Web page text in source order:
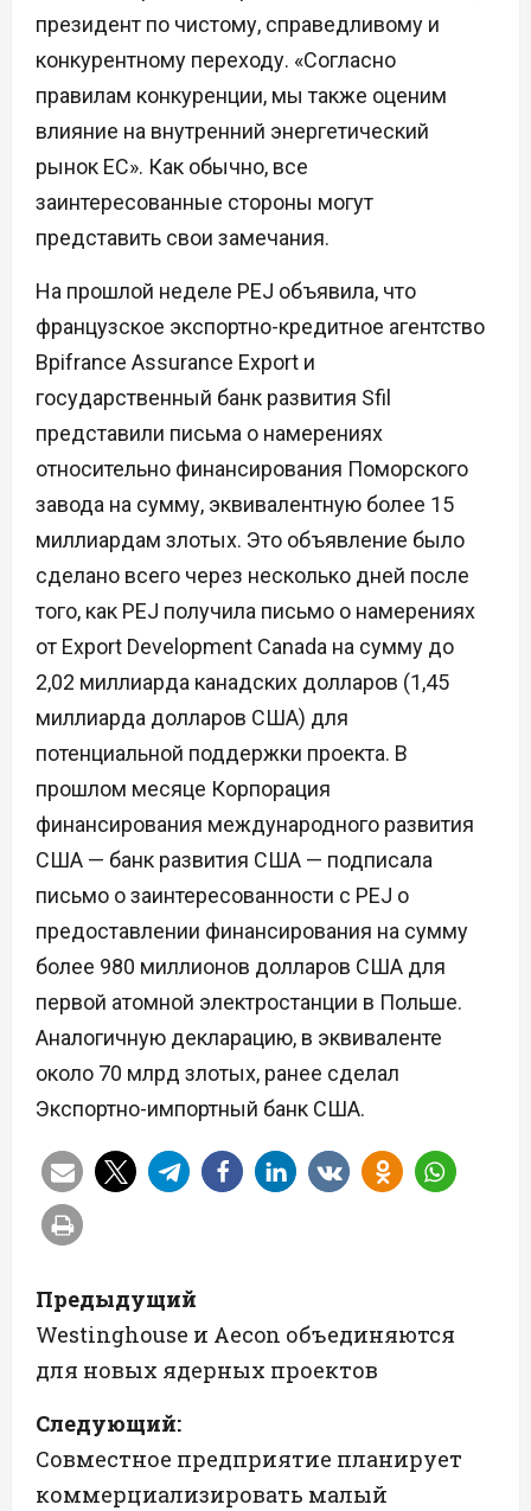
президент по чистому, справедливому и
конкурентному переходу. «Согласно
правилам конкуренции, мы также оценим
влияние на внутренний энергетический
рынок ЕС». Как обычно, все
заинтересованные стороны могут
представить свои замечания.
На прошлой неделе PEJ объявила, что
французское экспортно-кредитное агентство
Bpifrance Assurance Export и
государственный банк развития Sfil
представили письма о намерениях
относительно финансирования Поморского
завода на сумму, эквивалентную более 15
миллиардам злотых. Это объявление было
сделано всего через несколько дней после
того, как PEJ получила письмо о намерениях
от Export Development Canada на сумму до
2,02 миллиарда канадских долларов (1,45
миллиарда долларов США) для
потенциальной поддержки проекта. В
прошлом месяце Корпорация
финансирования международного развития
США — банк развития США — подписала
письмо о заинтересованности с PEJ о
предоставлении финансирования на сумму
более 980 миллионов долларов США для
первой атомной электростанции в Польше.
Аналогичную декларацию, в эквиваленте
около 70 млрд злотых, ранее сделал
Экспортно-импортный банк США.
Н
а
в
и
г
Предыдущий
Westinghouse и Aecon объединяются
для новых ядерных проектов
Следующий:
Совместное предприятие планирует
коммерциализировать малый